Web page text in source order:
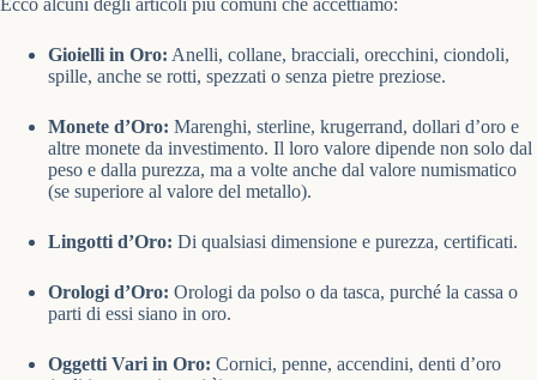
Ecco alcuni degli articoli più comuni che accettiamo:
Gioielli in Oro: Anelli, collane, bracciali, orecchini, ciondoli,
spille, anche se rotti, spezzati o senza pietre preziose.
Monete d’Oro: Marenghi, sterline, krugerrand, dollari d’oro e
altre monete da investimento. Il loro valore dipende non solo dal
peso e dalla purezza, ma a volte anche dal valore numismatico
(se superiore al valore del metallo).
Lingotti d’Oro: Di qualsiasi dimensione e purezza, certificati.
Orologi d’Oro: Orologi da polso o da tasca, purché la cassa o
parti di essi siano in oro.
Oggetti Vari in Oro: Cornici, penne, accendini, denti d’oro